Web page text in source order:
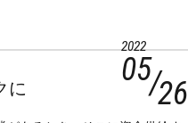
2022
05
26
に